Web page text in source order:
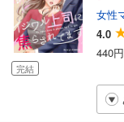
完結
女性
4.0
440